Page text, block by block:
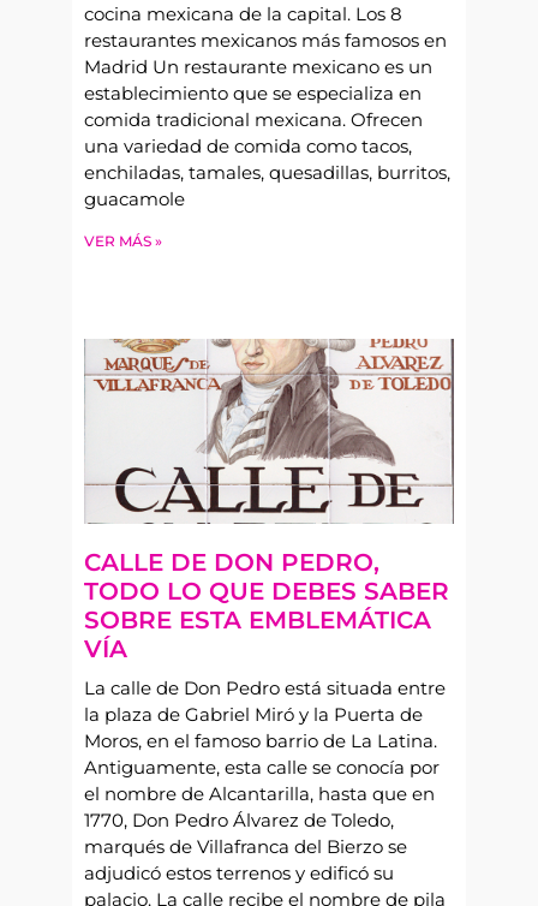
cocina mexicana de la capital. Los 8
restaurantes mexicanos más famosos en
Madrid Un restaurante mexicano es un
establecimiento que se especializa en
comida tradicional mexicana. Ofrecen
una variedad de comida como tacos,
enchiladas, tamales, quesadillas, burritos,
guacamole
VER MÁS »
CALLE DE DON PEDRO,
TODO LO QUE DEBES SABER
SOBRE ESTA EMBLEMÁTICA
VÍA
La calle de Don Pedro está situada entre
la plaza de Gabriel Miró y la Puerta de
Moros, en el famoso barrio de La Latina.
Antiguamente, esta calle se conocía por
el nombre de Alcantarilla, hasta que en
1770, Don Pedro Álvarez de Toledo,
marqués de Villafranca del Bierzo se
adjudicó estos terrenos y edificó su
palacio. La calle recibe el nombre de pila